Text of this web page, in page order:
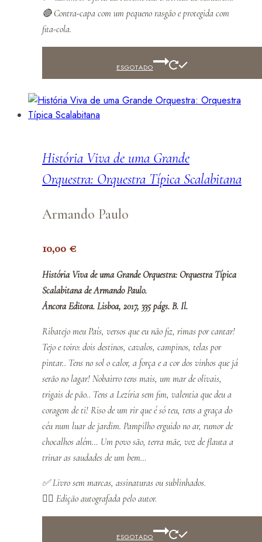
🔴 Contra-capa com um pequeno rasgão e protegida com
fita-cola.
ESGOTADO
História Viva de uma Grande
Orquestra: Orquestra Típica Scalabitana
Armando Paulo
10,00 €
História Viva de uma Grande Orquestra: Orquestra Típica
Scalabitana de Armando Paulo.
Âncora Editora. Lisboa, 2017, 335 págs. B. Il.
Ribatejo meu País, versos que eu não fiz, rimas por cantar!
Tejo e toiro: dois destinos, cavalos, campinos, telas por
pintar.. Tens no sol o calor, a força e a cor dos vinhos que já
serão no lagar! Nobairro tens mais, um mar de olivais,
trigais de pão.. Tens a Lezíria sem fim, valentia que deu a
coragem de ti! Riso de um rir que é só teu, tens a graça do
céu num luar de jardim. Pampilho erguido no ar, rumor de
chocalhos além… Um povo são, terra mãe, voz de flauta a
trinar as saudades de um bem…
✅Livro sem marcas, assinaturas ou sublinhados.
✍🏻 Edição autografada pelo autor.
ESGOTADO